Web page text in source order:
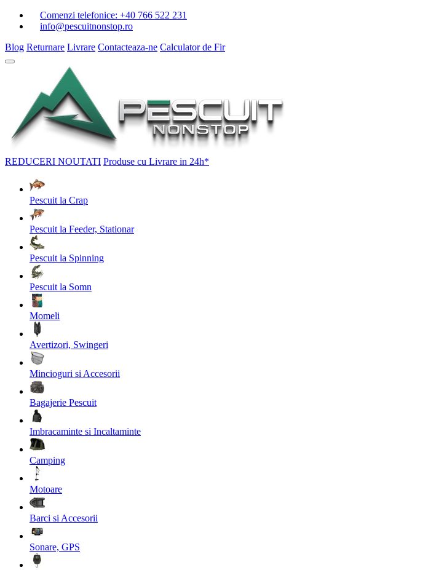
Comenzi telefonice: +40 766 522 231
info@pescuitnonstop.ro
Blog Returnare Livrare Contacteaza-ne Calculator de Fir
REDUCERI NOUTATI Produse cu Livrare in 24h*
Pescuit la Crap
Pescuit la Feeder, Stationar
Pescuit la Spinning
Pescuit la Somn
Momeli
Avertizori, Swingeri
Mincioguri si Accesorii
Bagajerie Pescuit
Imbracaminte si Incaltaminte
Camping
Motoare
Barci si Accesorii
Sonare, GPS